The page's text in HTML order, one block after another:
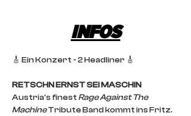
INFOS
🎸 Ein Konzert - 2 Headliner 🎸
RETSCHN ERNST SEI MASCHIN
Austria's finest Rage Against The
Machine Tribute Band kommt ins Fritz.